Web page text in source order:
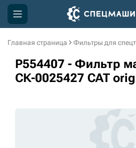
Главная страница Фильтры для
P554407 - Фильтр
СК-0025427 CAT
Компания
Акции